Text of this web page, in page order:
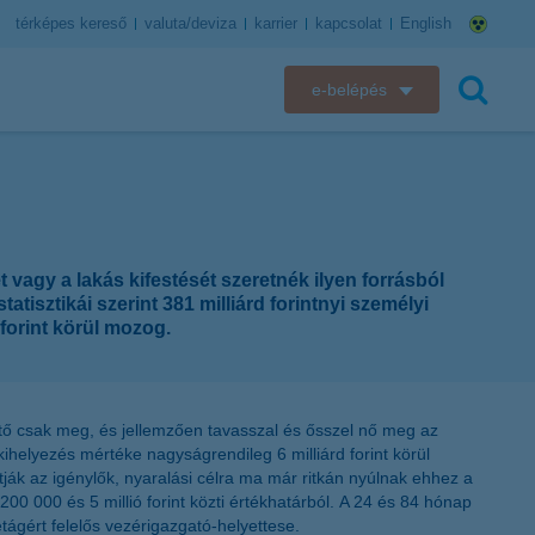
térképes kereső valuta/deviza karrier kapcsolat English
e-belépés
K&H SZÉP Kártya
K&H e-kártyafelület
a lakás kifestését szeretnék ilyen forrásból
szerint 381 milliárd forintnyi személyi
körül mozog.
csak meg, és jellemzően tavasszal és ősszel nő meg az
mértéke nagyságrendileg 6 milliárd forint körül
az igénylők, nyaralási célra ma már ritkán nyúlnak ehhez a
000 és 5 millió forint közti értékhatárból. A 24 és 84 hónap
felelős vezérigazgató-helyettese.